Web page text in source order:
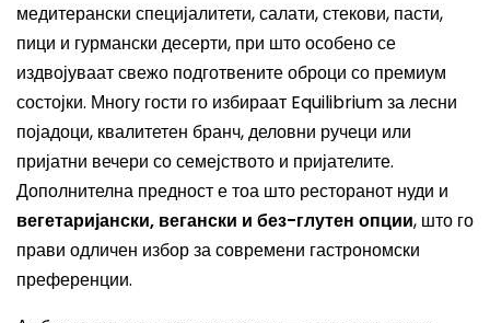
медитерански специјалитети, салати, стекови, пасти,
пици и гурмански десерти, при што особено се
издвојуваат свежо подготвените оброци со премиум
состојки. Многу гости го избираат Equilibrium за лесни
појадоци, квалитетен бранч, деловни ручеци или
пријатни вечери со семејството и пријателите.
Дополнителна предност е тоа што ресторанот нуди и
вегетаријански, вегански и без-глутен опции, што го
прави одличен избор за современи гастрономски
преференции.